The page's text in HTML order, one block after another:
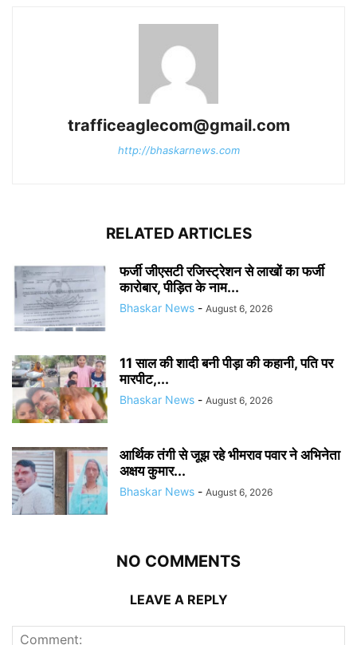
trafficeaglecom@gmail.com
http://bhaskarnews.com
RELATED ARTICLES
फर्जी जीएसटी रजिस्ट्रेशन से लाखों का फर्जी
कारोबार, पीड़ित के नाम...
Bhaskar News - August 6, 2026
11 साल की शादी बनी पीड़ा की कहानी, पति पर
मारपीट,...
Bhaskar News - August 6, 2026
आर्थिक तंगी से जूझ रहे भीमराव पवार ने अभिनेता
अक्षय कुमार...
Bhaskar News - August 6, 2026
NO COMMENTS
LEAVE A REPLY